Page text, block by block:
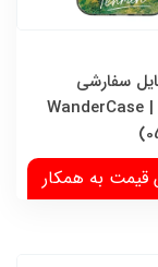
سفارشی
WanderCase
قیمت به همکار